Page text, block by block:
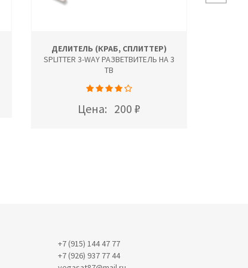
ДЕЛИТЕЛЬ (КРАБ, СПЛИТТЕР)
SPLITTER 3-WAY РАЗВЕТВИТЕЛЬ НА 3
ТВ
Цена: 200 ₽
+7 (915) 144 47 77
+7 (926) 937 77 44